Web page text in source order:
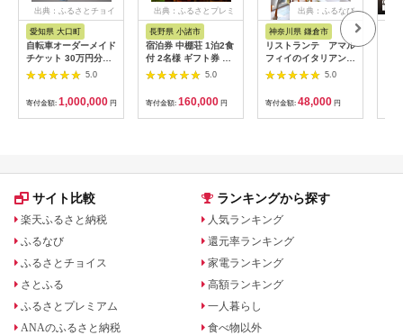
出典：ふるさとチョイ
愛知県 大口町
自転車オーダーメイド
チケット 30万円分
【1360365】
5.0
寄付金額: 1,000,000 円
出典：ふるさとプレミ
長野県 小諸市
宿泊券 中棚荘 1泊2食
付 2名様 ギフト券 チ
ケット 券 宿泊 旅行
5.0
寄付金額: 160,000 円
出典：ふるなび
神奈川県 鎌倉市
リストランテ アマル
フィイのイタリアンデ
ィナーコースA ペア
5.0
寄付金額: 48,000 円
サイト比較
楽天ふるさと納税
ふるなび
ふるさとチョイス
さとふる
ふるさとプレミアム
ANAのふるさと納税
ランキングから探す
人気ランキング
還元率ランキング
家電ランキング
高額ランキング
一人暮らし
食べ物以外